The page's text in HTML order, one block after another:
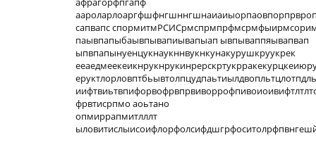
сапвапс
паывпапыбаывпывапиывапыап ывпываппяывапвап
ыпвпапынуенцукнаукннвукнкунакурушкруукрек
фрвтисрпмо аоьтано
опмиррапмитлллт